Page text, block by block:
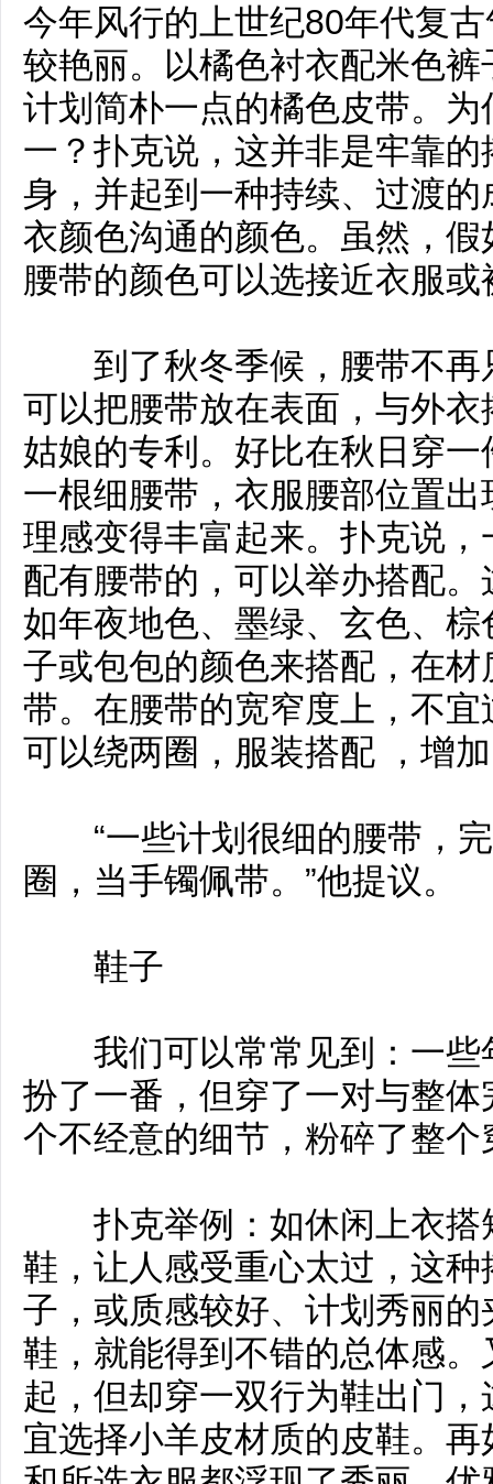
今年风行的上世纪80年代复
较艳丽。以橘色衬衣配米色
计划简朴一点的橘色皮带。
一？扑克说，这并非是牢靠
身，并起到一种持续、过渡
衣颜色沟通的颜色。虽然，
腰带的颜色可以选接近衣服
到了秋冬季候，腰带不再
可以把腰带放在表面，与外
姑娘的专利。好比在秋日穿
一根细腰带，衣服腰部位置
理感变得丰富起来。扑克说
配有腰带的，可以举办搭配
如年夜地色、墨绿、玄色、
子或包包的颜色来搭配，在
带。在腰带的宽窄度上，不
可以绕两圈，服装搭配 ，增
“一些计划很细的腰带，完
圈，当手镯佩带。”他提议。
鞋子
我们可以常常见到：一些
扮了一番，但穿了一对与整
个不经意的细节，粉碎了整个
扑克举例：如休闲上衣搭
鞋，让人感受重心太过，这
子，或质感较好、计划秀丽
鞋，就能得到不错的总体感
起，但却穿一双行为鞋出门
宜选择小羊皮材质的皮鞋。